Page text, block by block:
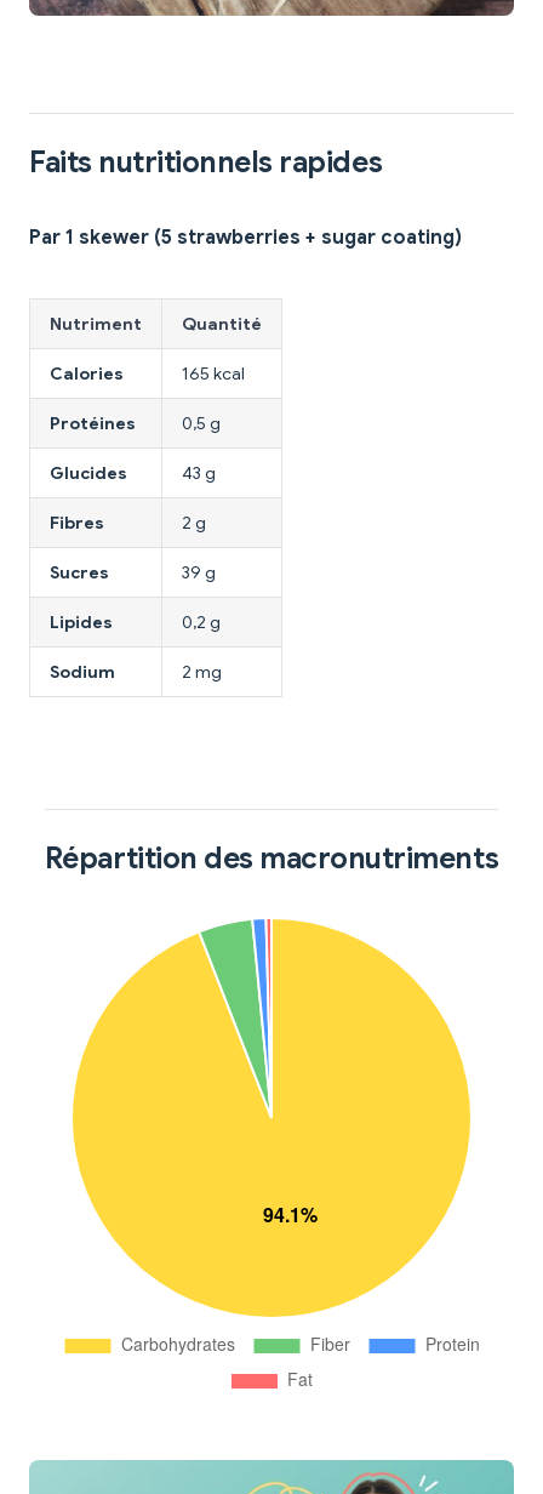
Faits nutritionnels rapides
Par 1 skewer (5 strawberries + sugar coating)
Nutriment Quantité
Calories 165 kcal
Protéines 0,5 g
Glucides 43 g
Fibres 2 g
Sucres 39 g
Lipides 0,2 g
Sodium 2 mg
Répartition des macronutriments